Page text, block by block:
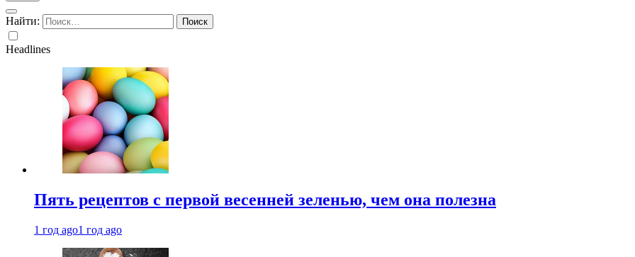
Найти:
Headlines
Пять рецептов с первой весенней зеленью, чем она полезна
1 год ago1 год ago